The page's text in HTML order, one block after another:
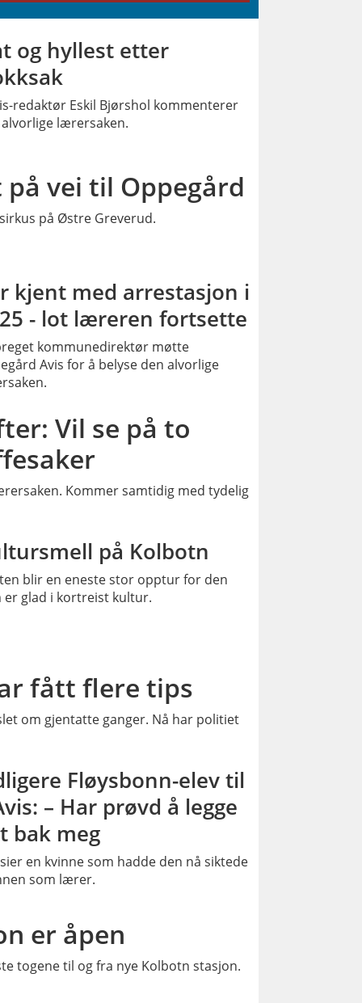
og hyllest etter
redaktør Eskil Bjørshol kommenterer
lærersaken.
vei til Oppegård
på Østre Greverud.
kjent med arrestasjon i
- lot læreren fortsette
kommunedirektør møtte
Avis for å belyse den alvorlige
Vil se på to
Kommer samtidig med tydelig
på Kolbotn
blir en eneste stor opptur for den
er glad i kortreist kultur.
fått flere tips
om gjentatte ganger. Nå har politiet
Fløysbonn-elev til
– Har prøvd å legge
bak meg
en kvinne som hadde den nå siktede
som lærer.
er åpen
togene til og fra nye Kolbotn stasjon.